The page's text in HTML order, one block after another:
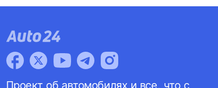
Проект об автомобилях и все, что с